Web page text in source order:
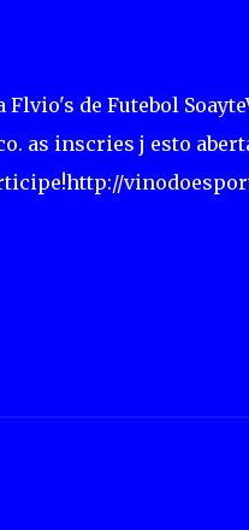
Flvio's de Futebol
as inscries j esto